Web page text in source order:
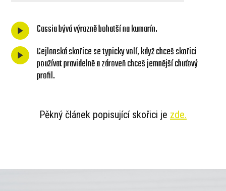
Cassia bývá výrazně bohatší na kumarín.
Cejlonská skořice se typicky volí, když chceš skořici
používat pravidelně a zároveň chceš jemnější chuťový
profil.
Pěkný článek popisující skořici je zde.